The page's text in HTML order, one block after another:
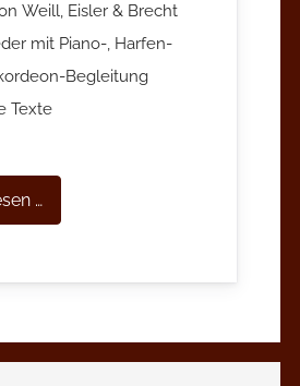
Weill, Eisler & Brecht
mit Piano-, Harfen-
Begleitung
Texte
…